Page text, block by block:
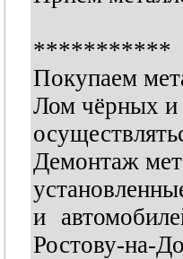
***********
Покупаем
Лом чёрных и
Демонтаж
и
Ростову-на-